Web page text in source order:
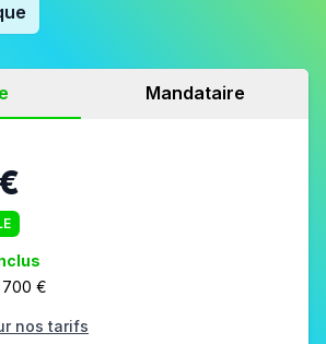
Mandataire
700 €
nos tarifs